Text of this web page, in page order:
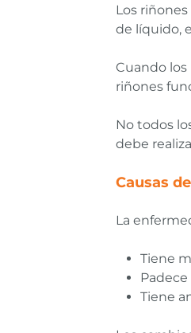
Los
de líquido,
Cuando los
riñones
No todos
debe
Causas
La
Tiene
Tiene